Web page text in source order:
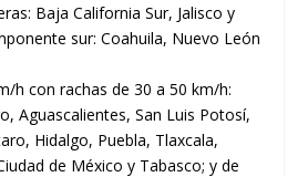
Baja California Sur, Jalisco y
sur: Coahuila, Nuevo León
h con rachas de 30 a 50 km/h:
Aguascalientes, San Luis Potosí,
Hidalgo, Puebla, Tlaxcala,
de México y Tabasco; y de